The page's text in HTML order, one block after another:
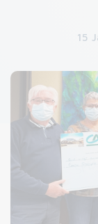
15